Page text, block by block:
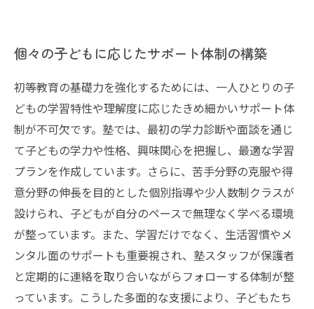
個々の子どもに応じたサポート体制の構築
初等教育の基礎力を強化するためには、一人ひとりの子
どもの学習特性や理解度に応じたきめ細かいサポート体
制が不可欠です。塾では、最初の学力診断や面談を通じ
て子どもの学力や性格、興味関心を把握し、最適な学習
プランを作成しています。さらに、苦手分野の克服や得
意分野の伸長を目的とした個別指導や少人数制クラスが
設けられ、子どもが自分のペースで無理なく学べる環境
が整っています。また、学習だけでなく、生活習慣やメ
ンタル面のサポートも重要視され、塾スタッフが保護者
と定期的に連絡を取り合いながらフォローする体制が整
っています。こうした多面的な支援により、子どもたち